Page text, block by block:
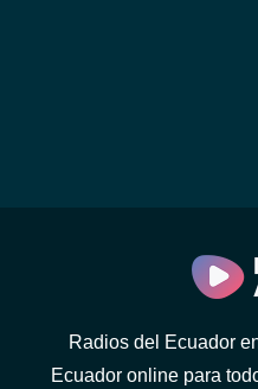
Radios del Ecuador
Ecuador online para